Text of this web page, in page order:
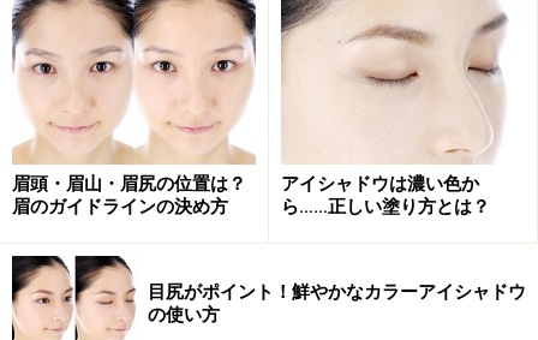
動画で上達！パッチリまつ毛になるマスカラの塗り方
※記事内容は執筆時点のものです。最新の内容をご確認くださ
い。
※個人の体質、また、誤った方法による実践に起因して肌荒れや
不調を引き起こす場合があります。実践の際には、必ず自身の体
質及び健康状態を十分に考慮し、正しい方法で行ってください。
また、全ての方への有効性を保証するものではありません。
眉頭・眉山・眉尻の位置は？
眉のガイドラインの決め方
アイシャドウは濃い色か
ら……正しい塗り方とは？
目尻がポイント！鮮やかなカラーアイシャドウ
の使い方